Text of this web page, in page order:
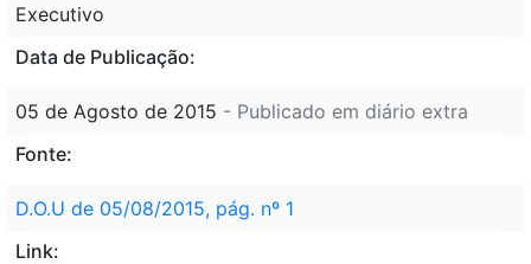
Executivo
Data de Publicação:
05 de Agosto de 2015 - Publicado em diário extra
Fonte:
D.O.U de 05/08/2015, pág. nº 1
Link: